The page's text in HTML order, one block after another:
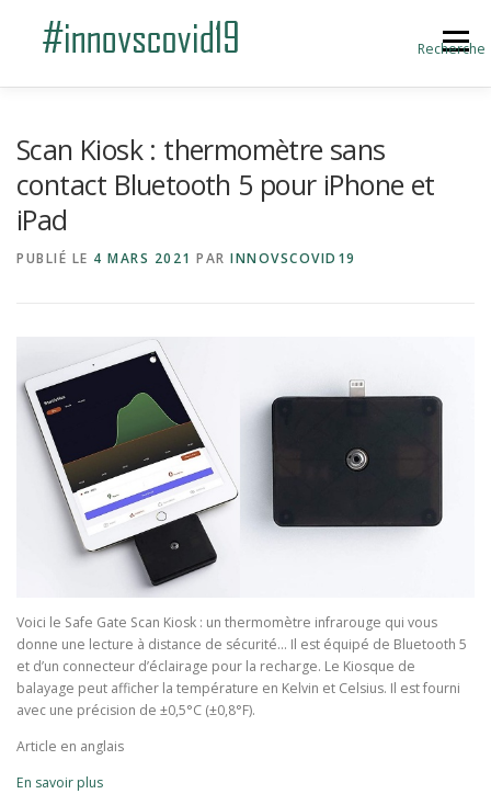
Recherche
Menu
SOUMETTRE UNE INNOVATION
Scan Kiosk : thermomètre sans
contact Bluetooth 5 pour iPhone et
iPad
PUBLIÉ LE 4 MARS 2021 PAR INNOVSCOVID19
Voici le Safe Gate Scan Kiosk : un thermomètre infrarouge qui vous
donne une lecture à distance de sécurité… Il est équipé de Bluetooth 5
et d’un connecteur d’éclairage pour la recharge. Le Kiosque de
balayage peut afficher la température en Kelvin et Celsius. Il est fourni
avec une précision de ±0,5°C (±0,8°F).
Article en anglais
En savoir plus